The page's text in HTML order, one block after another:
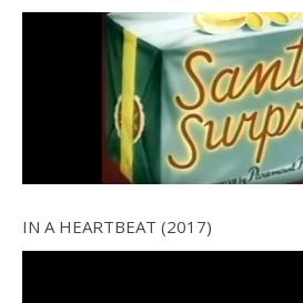
IN A HEARTBEAT (2017)